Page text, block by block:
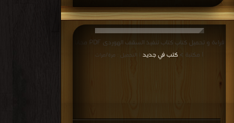
قراءة و تحميل كتاب كتاب تنفيذ السقف الهوردى PDF مجانا
| مكتبة > كتب في جديد| التحميل : مرة/مرات